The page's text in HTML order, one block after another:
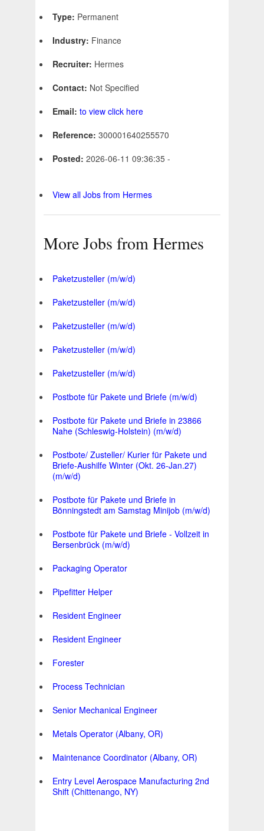
Type: Permanent
Industry: Finance
Recruiter: Hermes
Contact: Not Specified
Email: to view click here
Reference: 300001640255570
Posted: 2026-06-11 09:36:35 -
View all Jobs from Hermes
More Jobs from Hermes
Paketzusteller (m/w/d)
Paketzusteller (m/w/d)
Paketzusteller (m/w/d)
Paketzusteller (m/w/d)
Paketzusteller (m/w/d)
Postbote für Pakete und Briefe (m/w/d)
Postbote für Pakete und Briefe in 23866
Nahe (Schleswig-Holstein) (m/w/d)
Postbote/ Zusteller/ Kurier für Pakete und
Briefe-Aushilfe Winter (Okt. 26-Jan.27)
(m/w/d)
Postbote für Pakete und Briefe in
Bönningstedt am Samstag Minijob (m/w/d)
Postbote für Pakete und Briefe - Vollzeit in
Bersenbrück (m/w/d)
Packaging Operator
Pipefitter Helper
Resident Engineer
Resident Engineer
Forester
Process Technician
Senior Mechanical Engineer
Metals Operator (Albany, OR)
Maintenance Coordinator (Albany, OR)
Entry Level Aerospace Manufacturing 2nd
Shift (Chittenango, NY)